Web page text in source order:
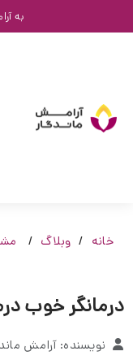
به
خانه وبلاگ
درمانگر خوب
نویسنده: آرامش